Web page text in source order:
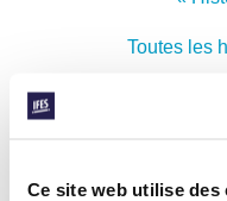
Ce site web utilise des
Toutes les